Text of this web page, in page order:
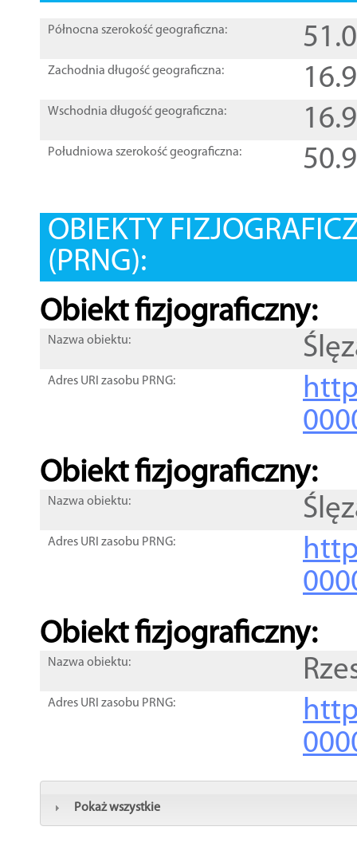
Północna szerokość geograficzna:
Zachodnia długość geograficzna:
Wschodnia długość geograficzna:
Południowa szerokość geograficzna:
OBIEKTY
(PRNG):
Obiekt fizjograficzny:
Nazwa obiektu:
Adres URI zasobu PRNG:
Obiekt fizjograficzny:
Nazwa obiektu:
Adres URI zasobu PRNG:
Obiekt fizjograficzny:
Nazwa obiektu:
Adres URI zasobu PRNG:
Pokaż wszystkie